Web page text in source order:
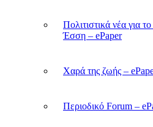
Πολιτιστικά νέα για
Έσση – ePaper
Χαρά της ζωής –
Περιοδικό Forum –